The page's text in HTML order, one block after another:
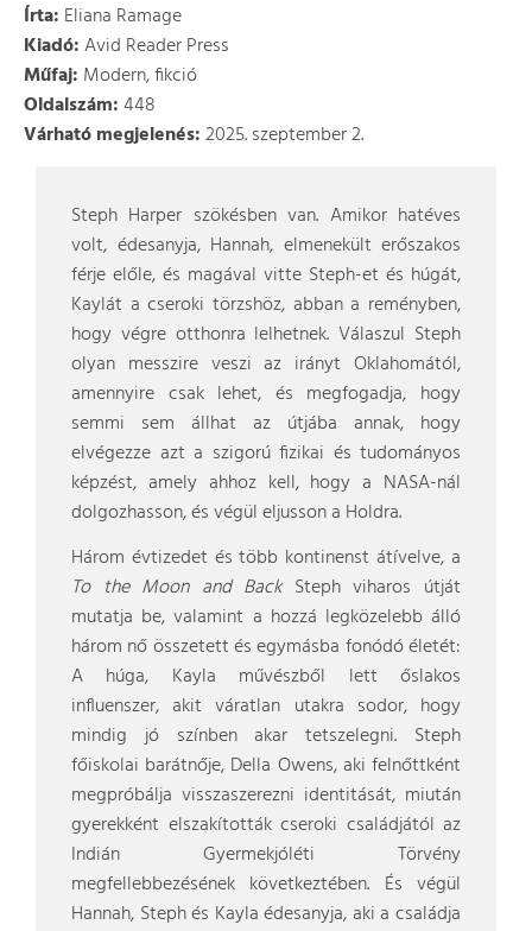
Írta: Eliana Ramage
Kiadó:Avid Reader Press
Műfaj: Modern, fikció
Oldalszám:448
Várható megjelenés:2025. szeptember 2.
Steph Harper szökésben van. Amikor hatéves
volt, édesanyja, Hannah, elmenekült erőszakos
férje előle, és magával vitte Steph-et és húgát,
Kaylát a cseroki törzshöz, abban a reményben,
hogy végre otthonra lelhetnek. Válaszul Steph
olyan messzire veszi az irányt Oklahomától,
amennyire csak lehet, és megfogadja, hogy
semmi sem állhat az útjába annak, hogy
elvégezze azt a szigorú fizikai és tudományos
képzést, amely ahhoz kell, hogy a NASA-nál
dolgozhasson, és végül eljusson a Holdra.
Három évtizedet és több kontinenst átívelve, a
To the Moon and Back Steph viharos útját
mutatja be, valamint a hozzá legközelebb álló
három nő összetett és egymásba fonódó életét:
A húga, Kayla művészből lett őslakos
influenszer, akit váratlan utakra sodor, hogy
mindig jó színben akar tetszelegni. Steph
főiskolai barátnője, Della Owens, aki felnőttként
megpróbálja visszaszerezni identitását, miután
gyerekként elszakították cseroki családjától az
Indián Gyermekjóléti Törvény
megfellebbezésének következtében. És végül
Hannah, Steph és Kayla édesanyja, aki a családja